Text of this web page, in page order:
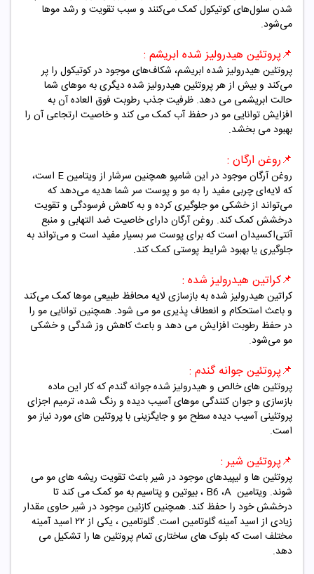
شدن سلول‌های کوتیکول کمک می‌کنند و سبب تقویت و رشد موها
می‌شود.
📌پروتئین هیدرولیز شده ابریشم :
پروتئین هیدرولیز شده ابریشم، شکاف‌های موجود در کوتیکول را پر
می‌کند و بیش از هر پروتئین هیدرولیز شده دیگری به موهای شما
حالت ابریشمی می دهد. ظرفیت جذب رطوبت فوق العاده آن به
افزایش توانایی مو در حفظ آب کمک می کند و خاصیت ارتجاعی آن را
بهبود می بخشد.
📌روغن ارگان :
روغن آرگان موجود در این شامپو همچنین سرشار از ویتامینE است،
که لایه‌ای چربی مفید را به مو و پوست سر شما هدیه می‌دهد که
می‌تواند از خشکی مو جلوگیری کرده و به کاهش فرسودگی و تقویت
درخشش کمک کند. روغن آرگان دارای خاصیت ضد التهابی و منبع
آنتی‌اکسیدان است که برای پوست سر بسیار مفید است و می‌تواند به
جلوگیری یا بهبود شرایط پوستی کمک کند.
📌کراتین هیدرولیز شده :
کراتین هیدرولیز شده به بازسازی لایه محافظ طبیعی موها کمک می‌کند
و باعث استحکام و انعطاف پذیری مو می شود. همچنین توانایی مو را
در حفظ رطوبت افزایش می دهد و باعث کاهش وز شدگی و خشکی
مو می‌شود.
📌پروتئین جوانه گندم :
پروتئین های خالص و هیدرولیز شده جوانه گندم که کار این ماده
بازسازی و جوان کنندگی موهای آسیب دیده و رنگ شده، ترمیم اجزای
پروتئینی آسیب دیده سطح مو و جایگزینی با پروتئین های مورد نیاز مو
است.
📌پروتئین شیر:
پروتئین ها و لیپیدهای موجود در شیر باعث تقویت ریشه های مو می
شوند. ویتامین A، B6 ، بیوتین و پتاسیم به مو کمک می کند تا
درخشش خود را حفظ کند. همچنین کازئین موجود در شیر حاوی مقدار
زیادی از اسید آمینه گلوتامین است. گلوتامین ، یکی از ۲۲ اسید آمینه
مختلف است که بلوک های ساختاری تمام پروتئین ها را تشکیل می
دهد.